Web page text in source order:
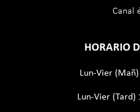
Canal
HORARIO
Lun-Vier
Lun-Vier (Tard)